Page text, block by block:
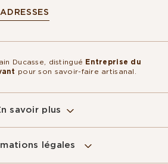
Ducasse, distingué Entreprise du
pour son savoir-faire artisanal.
savoir plus
légales